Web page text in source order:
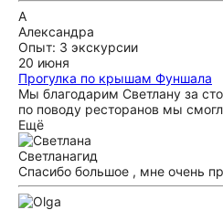
А
Александра
Опыт: 3 экскурсии
20 июня
Прогулка по крышам Фуншала
Мы благодарим Светлану за
по поводу ресторанов мы
Ещё
Светланагид
Спасибо большое , мне очень